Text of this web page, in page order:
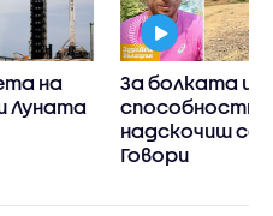
на
Луната
За болката и
способността
надскочиш
Говори
пробягал